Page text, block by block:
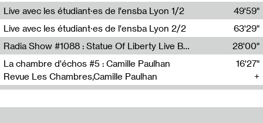
Radio Panik
Live avec les étudiant·es de l'ensba Lyon 1/2
49'59"
Live avec les étudiant·es de l'ensba Lyon 2/2
63'29"
Radia Show #1088 : Statue Of Liberty Live By Ed Baxter (Resonance)
Resonance
28'00"
La chambre d'échos #5 : Camille Paulhan
Revue Les Chambres,Camille Paulhan
16'27"